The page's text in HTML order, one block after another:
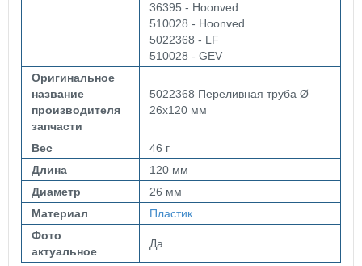
36395 - Hoonved
510028 - Hoonved
5022368 - LF
510028 - GEV
Оригинальное
название
производителя
запчасти
5022368 Переливная труба Ø
26x120 мм
Вес
46 г
Длина
120 мм
Диаметр
26 мм
Материал
Пластик
Фото
актуальное
Да